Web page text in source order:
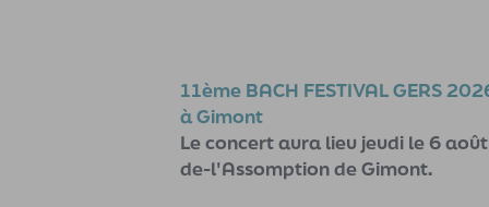
11ème BACH FESTIVAL GERS
à Gimont
Le concert aura lieu jeudi le 6
de-l'Assomption de Gimont.